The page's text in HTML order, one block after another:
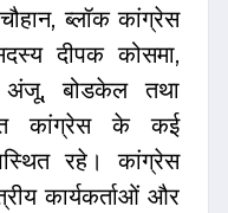
ब्लॉक कांग्रेस
दीपक कोसमा,
अंजू, बोडकेल तथा
कांग्रेस के कई
रहे। कांग्रेस
कार्यकर्ताओं और